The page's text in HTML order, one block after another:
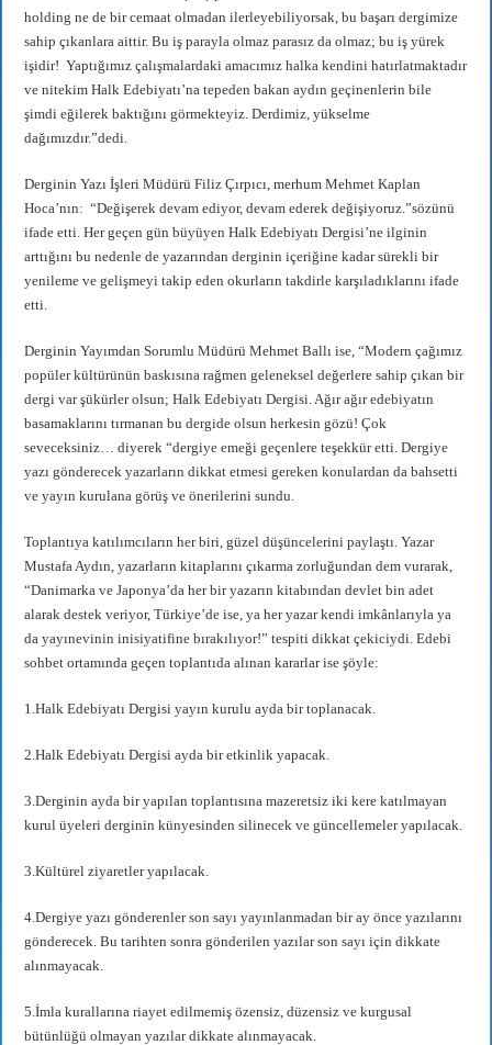
holding ne de bir cemaat olmadan ilerleyebiliyorsak, bu başarı dergimize
sahip çıkanlara aittir. Bu iş parayla olmaz parasız da olmaz; bu iş yürek
işidir! Yaptığımız çalışmalardaki amacımız halka kendini hatırlatmaktadır
ve nitekim Halk Edebiyatı’na tepeden bakan aydın geçinenlerin bile
şimdi eğilerek baktığını görmekteyiz. Derdimiz, yükselme
dağımızdır.”dedi.
Derginin Yazı İşleri Müdürü Filiz Çırpıcı, merhum Mehmet Kaplan
Hoca’nın: “Değişerek devam ediyor, devam ederek değişiyoruz.”sözünü
ifade etti. Her geçen gün büyüyen Halk Edebiyatı Dergisi’ne ilginin
arttığını bu nedenle de yazarından derginin içeriğine kadar sürekli bir
yenileme ve gelişmeyi takip eden okurların takdirle karşıladıklarını ifade
etti.
Derginin Yayımdan Sorumlu Müdürü Mehmet Ballı ise, “Modern çağımız
popüler kültürünün baskısına rağmen geleneksel değerlere sahip çıkan bir
dergi var şükürler olsun; Halk Edebiyatı Dergisi. Ağır ağır edebiyatın
basamaklarını tırmanan bu dergide olsun herkesin gözü! Çok
seveceksiniz… diyerek “dergiye emeği geçenlere teşekkür etti. Dergiye
yazı gönderecek yazarların dikkat etmesi gereken konulardan da bahsetti
ve yayın kurulana görüş ve önerilerini sundu.
Toplantıya katılımcıların her biri, güzel düşüncelerini paylaştı. Yazar
Mustafa Aydın, yazarların kitaplarını çıkarma zorluğundan dem vurarak,
“Danimarka ve Japonya’da her bir yazarın kitabından devlet bin adet
alarak destek veriyor, Türkiye’de ise, ya her yazar kendi imkânlarıyla ya
da yayınevinin inisiyatifine bırakılıyor!” tespiti dikkat çekiciydi. Edebi
sohbet ortamında geçen toplantıda alınan kararlar ise şöyle:
1.Halk Edebiyatı Dergisi yayın kurulu ayda bir toplanacak.
2.Halk Edebiyatı Dergisi ayda bir etkinlik yapacak.
3.Derginin ayda bir yapılan toplantısına mazeretsiz iki kere katılmayan
kurul üyeleri derginin künyesinden silinecek ve güncellemeler yapılacak.
3.Kültürel ziyaretler yapılacak.
4.Dergiye yazı gönderenler son sayı yayınlanmadan bir ay önce yazılarını
gönderecek. Bu tarihten sonra gönderilen yazılar son sayı için dikkate
alınmayacak.
5.İmla kurallarına riayet edilmemiş özensiz, düzensiz ve kurgusal
bütünlüğü olmayan yazılar dikkate alınmayacak.